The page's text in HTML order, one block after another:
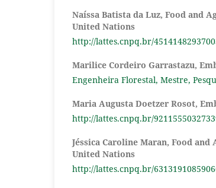
Naíssa Batista da Luz, Food and
United Nations
http://lattes.cnpq.br/
Marilice Cordeiro Garrastazu,
Engenheira Florestal, Mestre,
Maria Augusta Doetzer Rosot,
http://lattes.cnpq.br/
Jéssica Caroline Maran, Food and
United Nations
http://lattes.cnpq.br/